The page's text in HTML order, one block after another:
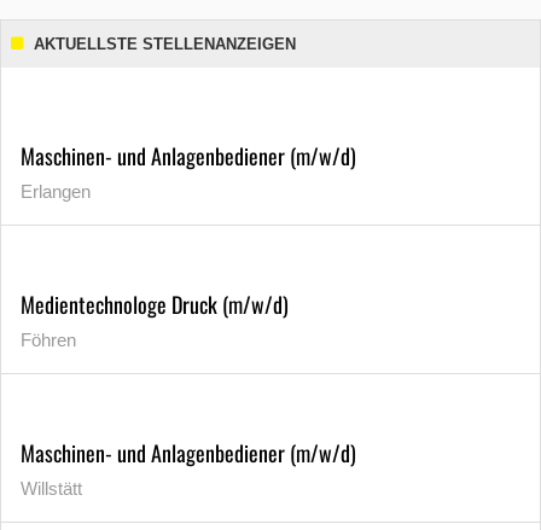
AKTUELLSTE STELLENANZEIGEN
Maschinen- und Anlagenbediener (m/w/d)
Erlangen
Medientechnologe Druck (m/w/d)
Föhren
Maschinen- und Anlagenbediener (m/w/d)
Willstätt